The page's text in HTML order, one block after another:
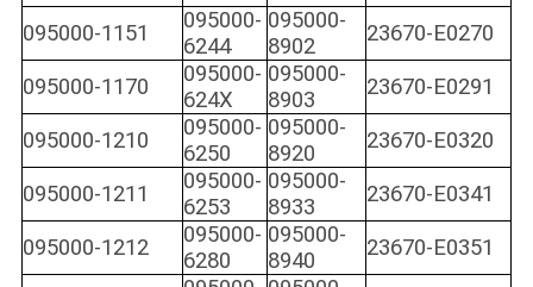
095000-1151
095000-
6244
095000-
8902
23670-E0270
095000-1170
095000-
624X
095000-
8903
23670-E0291
095000-1210
095000-
6250
095000-
8920
23670-E0320
095000-1211
095000-
6253
095000-
8933
23670-E0341
095000-1212
095000-
6280
095000-
8940
23670-E0351